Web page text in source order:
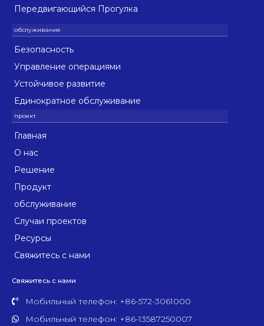
Передвигающийся Прогулка
Безопасность
Управление операциями
Устойчивое развитие
Единократное обслуживание
Главная
О нас
Решение
Продукт
обслуживание
Случаи проектов
Ресурсы
Свяжитесь с нами
Свяжитесь с нами
Мобильный телефон: +86-572-3061000
Мобильный телефон: +86-13587250007